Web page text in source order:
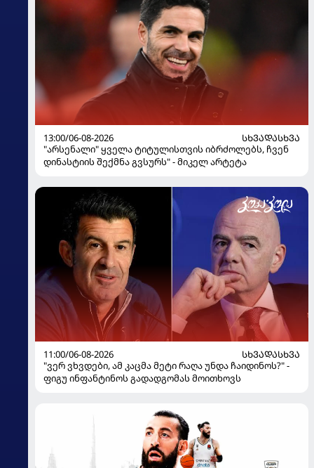
13:00/06-08-2026
ᲡᲮᲕᲐᲓᲐᲡᲮᲕᲐ
"არსენალი" ყველა ტიტულისთვის იბრძოლებს, ჩვენ
დინასტიის შექმნა გვსურს" - მიკელ არტეტა
11:00/06-08-2026
ᲡᲮᲕᲐᲓᲐᲡᲮᲕᲐ
"ვერ ვხვდები, ამ კაცმა მეტი რაღა უნდა ჩაიდინოს?" -
ფიგუ ინფანტინოს გადადგომას მოითხოვს